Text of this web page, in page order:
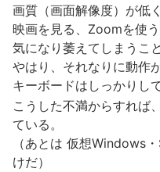
画質（画面解像度）が低
映画を見る、Zoomを使
気になり萎えてしまうこと
やはり、それなりに動作
キーボードはしっかりし
こうした不満からすれば
ている。
（あとは 仮想Windows
けだ）